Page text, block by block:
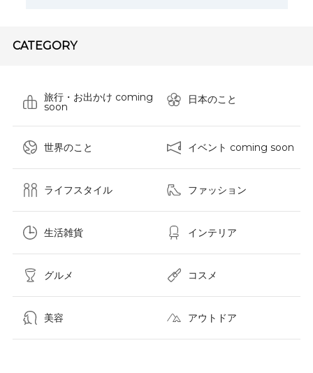
CATEGORY
旅行・お出かけ coming
soon
日本のこと
世界のこと イベント coming soon
ライフスタイル ファッション
生活雑貨 インテリア
グルメ コスメ​
美容 アウトドア